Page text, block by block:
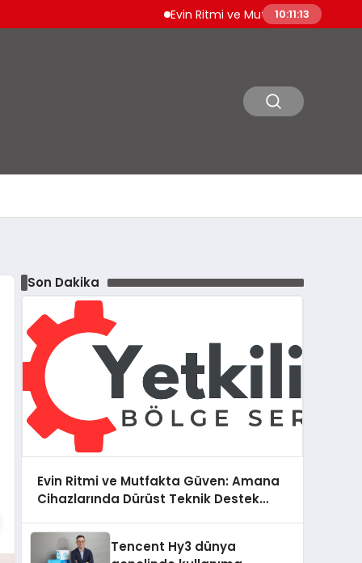
Evin Ritmi ve Mutfakta Güven: Amana
10:11:15
Son Dakika
Evin Ritmi ve Mutfakta Güven: Amana
Cihazlarında Dürüst Teknik Destek
Tencent Hy3 dünya